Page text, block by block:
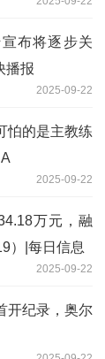
布将逐步关
播报
2025-09-22
怕的是主教练
2025-09-22
万元，融
）|每日信息
2025-09-22
开纪录，奥尔